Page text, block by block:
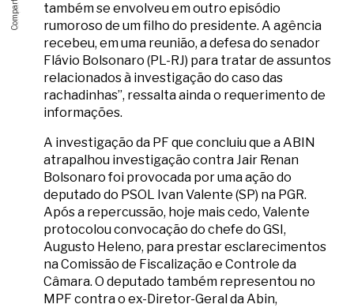
também se envolveu em outro episódio
rumoroso de um filho do presidente. A agência
recebeu, em uma reunião, a defesa do senador
Flávio Bolsonaro (PL-RJ) para tratar de assuntos
relacionados à investigação do caso das
rachadinhas”, ressalta ainda o requerimento de
informações.
A investigação da PF que concluiu que a ABIN
atrapalhou investigação contra Jair Renan
Bolsonaro foi provocada por uma ação do
deputado do PSOL Ivan Valente (SP) na PGR.
Após a repercussão, hoje mais cedo, Valente
protocolou convocação do chefe do GSI,
Augusto Heleno, para prestar esclarecimentos
na Comissão de Fiscalização e Controle da
Câmara. O deputado também representou no
MPF contra o ex-Diretor-Geral da Abin,